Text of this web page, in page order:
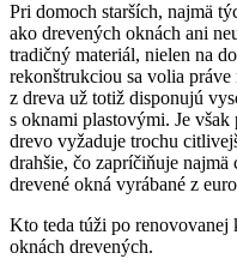
Pri domoch starších, najmä
ako drevených oknách ani
tradičný materiál, nielen na
rekonštrukciou sa volia práve
z dreva už totiž disponujú
s oknami plastovými. Je
drevo vyžaduje trochu
drahšie, čo zapríčiňuje najmä
drevené okná vyrábané z
Kto teda túži po renovovanej
oknách drevených.